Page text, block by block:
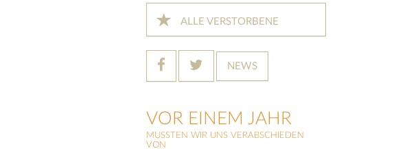
ALLE VERSTORBENE
NEWS
VOR EINEM JAHR
MUSSTEN WIR UNS VERABSCHIEDEN
VON